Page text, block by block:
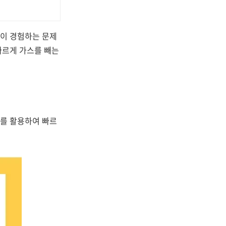
경험하는 문제
게 가스를 빼는
활용하여 빠르